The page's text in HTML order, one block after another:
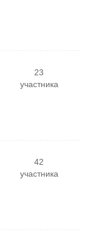
23
участника
42
участника